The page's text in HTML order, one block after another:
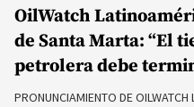
OilWatch
de Santa Marta: “El
petrolera debe
PRONUNCIAMIENTO DE